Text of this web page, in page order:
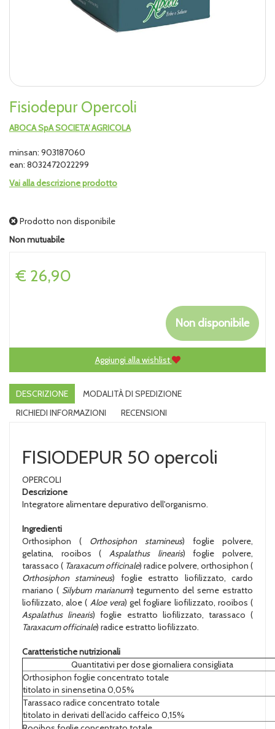
Fisiodepur Opercoli
ABOCA SpA SOCIETA' AGRICOLA
minsan: 903187060
ean: 8032472022299
Vai alla descrizione prodotto
Prodotto non disponibile
Non mutuabile
Prezzo
€ 26,90
Non disponibile
Aggiungi alla wishlist
DESCRIZIONE
MODALITÀ DI SPEDIZIONE
RICHIEDI INFORMAZIONI
RECENSIONI
FISIODEPUR 50 opercoli
OPERCOLI
Descrizione
Integratore alimentare depurativo dell'organismo.
Ingredienti
Orthosiphon ( Orthosiphon stamineus) foglie polvere,
gelatina, rooibos ( Aspalathus linearis) foglie polvere,
tarassaco ( Taraxacum officinale) radice polvere, orthosiphon (
Orthosiphon stamineus) foglie estratto liofilizzato, cardo
mariano ( Silybum marianum) tegumento del seme estratto
liofilizzato, aloe ( Aloe vera) gel fogliare liofilizzato, rooibos (
Aspalathus linearis) foglie estratto liofilizzato, tarassaco (
Taraxacum officinale) radice estratto liofilizzato.
Caratteristiche nutrizionali
Quantitativi per dose giornaliera consigliata
Orthosiphon foglie concentrato totale
titolato in sinensetina 0,05%
Tarassaco radice concentrato totale
titolato in derivati dell’acido caffeico 0,15%